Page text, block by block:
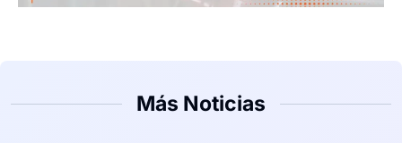
Más Noticias